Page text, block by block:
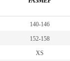
140-146
152-158
XS